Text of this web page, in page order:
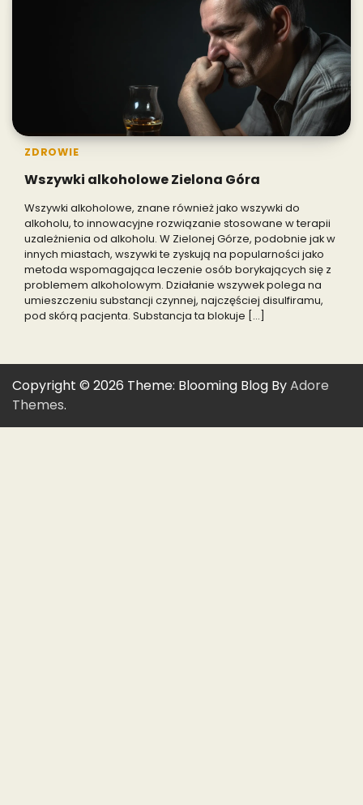
ZDROWIE
Wszywki alkoholowe Zielona Góra
Wszywki alkoholowe, znane również jako wszywki do
alkoholu, to innowacyjne rozwiązanie stosowane w terapii
uzależnienia od alkoholu. W Zielonej Górze, podobnie jak w
innych miastach, wszywki te zyskują na popularności jako
metoda wspomagająca leczenie osób borykających się z
problemem alkoholowym. Działanie wszywek polega na
umieszczeniu substancji czynnej, najczęściej disulfiramu,
pod skórą pacjenta. Substancja ta blokuje […]
Copyright © 2026 Theme: Blooming Blog ByAdore
Themes.